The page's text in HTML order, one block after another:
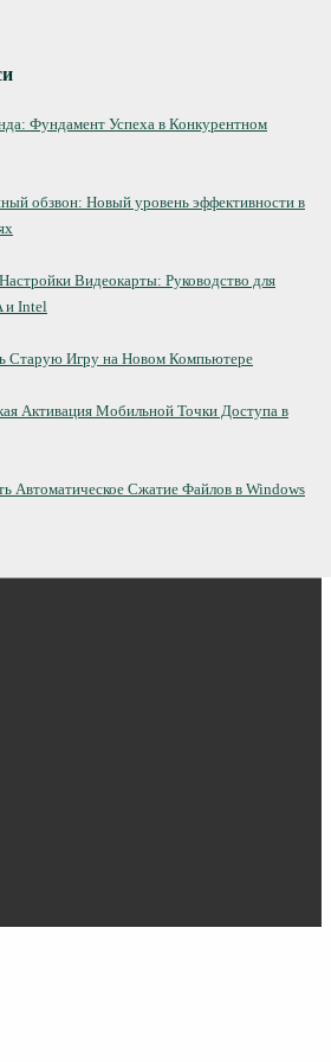
Фундамент Успеха в Конкурентном
обзвон: Новый уровень эффективности в
Видеокарты: Руководство для
и Intel
Старую Игру на Новом Компьютере
Активация Мобильной Точки Доступа в
Автоматическое Сжатие Файлов в Windows